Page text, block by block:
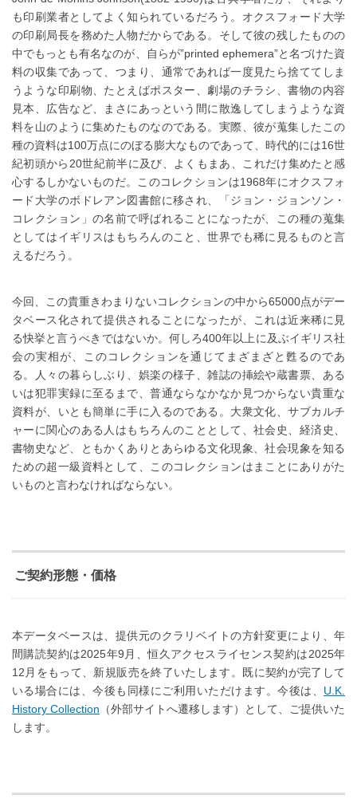
も印刷業者としてよく知られているだろう。オクスフォード大学
の印刷局長を務めた人物だからである。そして彼の残したものの
中でもっとも有名なのが、自らが”printed ephemera”と名づけた資
料の収集であって、つまり、通常であれば一度見たら捨ててしま
うような印刷物、たとえばポスター、劇場のチラシ、書物の内容
見本、広告など、まさにあっという間に散逸してしまうような資
料を山のように集めたものなのである。実際、彼が蒐集したこの
種の資料は100万点にのぼる膨大なものであって、時代的には16世
紀初頭から20世紀前半に及び、よくもまあ、これだけ集めたと感
心するしかないものだ。このコレクションは1968年にオクスフォ
ード大学のボドレアン図書館に移され、「ジョン・ジョンソン・
コレクション」の名前で呼ばれることになったが、この種の蒐集
としてはイギリスはもちろんのこと、世界でも稀に見るものと言
えるだろう。
今回、この貴重きわまりないコレクションの中から65000点がデー
タベース化されて提供されることになったが、これは近来稀に見
る快挙と言うべきではないか。何しろ400年以上に及ぶイギリス社
会の実相が、このコレクションを通じてまざまざと甦るのであ
る。人々の暮らしぶり、娯楽の様子、雑誌の挿絵や蔵書票、ある
いは犯罪実録に至るまで、普通ならなかなか見つからない貴重な
資料が、いとも簡単に手に入るのである。大衆文化、サブカルチ
ャーに関心のある人はもちろんのこととして、社会史、経済史、
書物史など、ともかくありとあらゆる文化現象、社会現象を知る
ための超一級資料として、このコレクションはまことにありがた
いものと言わなければならない。
ご契約形態・価格
本データベースは、提供元のクラリベイトの方針変更により、年
間購読契約は2025年9月、恒久アクセスライセンス契約は2025年
12月をもって、新規販売を終了いたします。既に契約が完了して
いる場合には、今後も同様にご利用いただけます。今後は、 U.K.
History Collection （外部サイトへ遷移します）
として、ご提供いた
します。